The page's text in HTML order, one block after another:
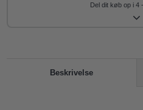
Del dit køb op i 4
Beskrivelse